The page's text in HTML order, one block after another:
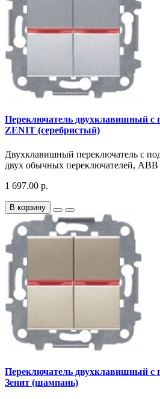
Переключатель двухклавишный с
ZENIT (серебристый)
Двухклавишный переключатель с
двух обычных переключателей,
1 697.00 р.
В корзину
Переключатель двухклавишный с
Зенит (шампань)